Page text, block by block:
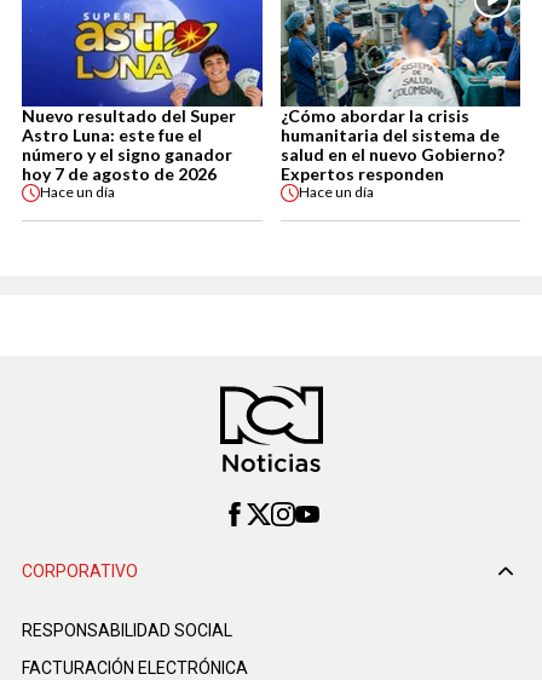
Nuevo resultado del Super
Astro Luna: este fue el
número y el signo ganador
hoy 7 de agosto de 2026
Haceun día
¿Cómo abordar la crisis
humanitaria del sistema de
salud en el nuevo Gobierno?
Expertos responden
Haceun día
CORPORATIVO
RESPONSABILIDAD SOCIAL
FACTURACIÓN ELECTRÓNICA